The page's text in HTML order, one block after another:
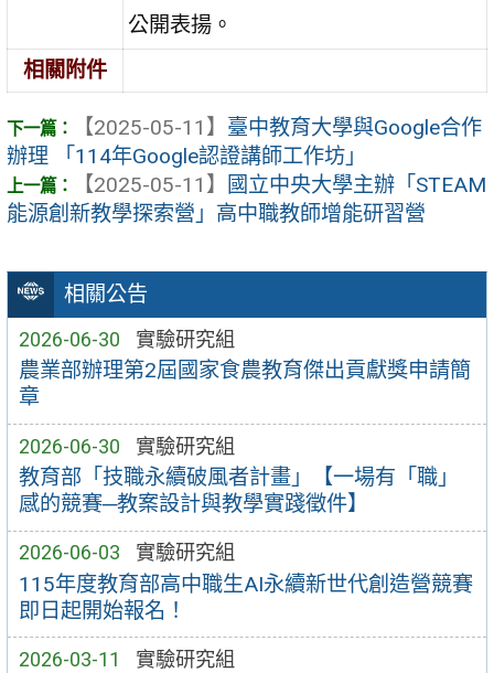
相關公告
2026-06-30 實驗研究組
農業部辦理第2屆國家食農教育傑出貢獻獎申請簡
章
2026-06-30 實驗研究組
教育部「技職永續破風者計畫」【一場有「職」
感的競賽─教案設計與教學實踐徵件】
2026-06-03 實驗研究組
115年度教育部高中職生AI永續新世代創造營競賽
即日起開始報名！
2026-03-11 實驗研究組
公開表揚。
相關附件
【2025-05-11】 臺中教育大學與Google合作
辦理 「114年Google認證講師工作坊」
【2025-05-11】
國立中央大學主辦「STEAM
能源創新教學探索營」高中職教師增能研習營